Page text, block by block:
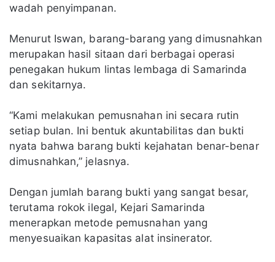
wadah penyimpanan.
Menurut Iswan, barang-barang yang dimusnahkan
merupakan hasil sitaan dari berbagai operasi
penegakan hukum lintas lembaga di Samarinda
dan sekitarnya.
“Kami melakukan pemusnahan ini secara rutin
setiap bulan. Ini bentuk akuntabilitas dan bukti
nyata bahwa barang bukti kejahatan benar-benar
dimusnahkan,” jelasnya.
Dengan jumlah barang bukti yang sangat besar,
terutama rokok ilegal, Kejari Samarinda
menerapkan metode pemusnahan yang
menyesuaikan kapasitas alat insinerator.